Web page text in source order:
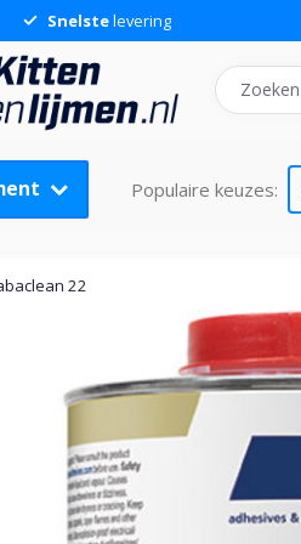
Snelstelevering
Populaire keuzes:
22
22